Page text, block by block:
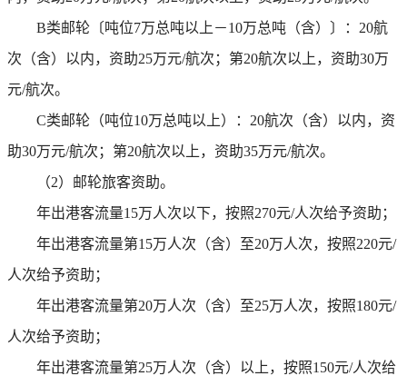
B类邮轮〔吨位7万总吨以上－10万总吨（含）〕：20航
次（含）以内，资助25万元/航次；第20航次以上，资助30万
元/航次。
C类邮轮（吨位10万总吨以上）：20航次（含）以内，资
助30万元/航次；第20航次以上，资助35万元/航次。
（2）邮轮旅客资助。
年出港客流量15万人次以下，按照270元/人次给予资助；
年出港客流量第15万人次（含）至20万人次，按照220元/
人次给予资助；
年出港客流量第20万人次（含）至25万人次，按照180元/
人次给予资助；
年出港客流量第25万人次（含）以上，按照150元/人次给